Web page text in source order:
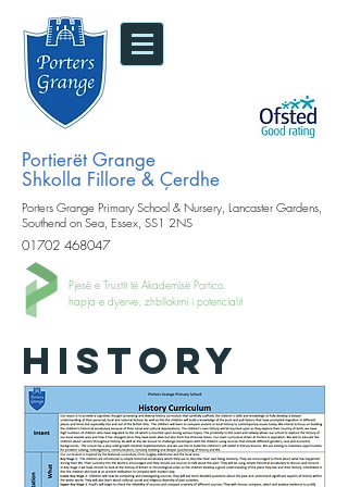
Portierët Grange
Shkolla Fillore & Çerdhe
Porters Grange Primary School & Nursery, Lancaster Gardens,
Southend on Sea, Essex, SS1 2NS
01702 468047
Pjesë e Trustit të Akademisë Portico.
hapja e dyerve, zhbllokimi i potencialit
HISTORY